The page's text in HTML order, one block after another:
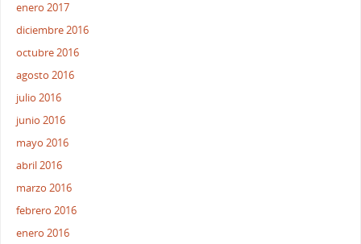
enero 2017
diciembre 2016
octubre 2016
agosto 2016
julio 2016
junio 2016
mayo 2016
abril 2016
marzo 2016
febrero 2016
enero 2016